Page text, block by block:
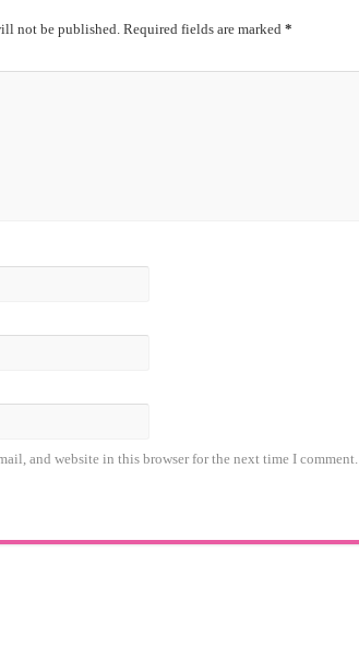
not be published. Required fields are marked *
and website in this browser for the next time I comment.